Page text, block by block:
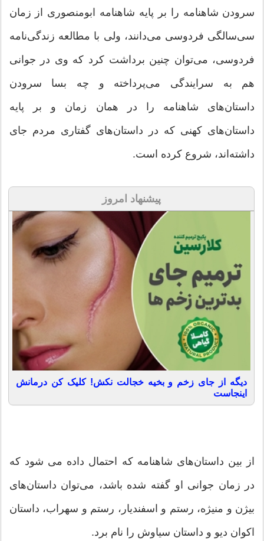
سرودن شاهنامه را بر پایه شاهنامه ابومنصوری از زمان
سی‌سالگی فردوسی می‌دانند، ولی با مطالعه زندگی‌نامه
فردوسی، می‌توان چنین برداشت کرد که وی در جوانی
هم به سرایندگی می‌پرداخته‌ و چه بسا سرودن
داستان‌های شاهنامه را در همان زمان و بر پایه
داستان‌های کهنی که در داستان‌های گفتاری مردم جای
داشته‌اند، شروع کرده است.
پیشنهاد امروز
دیگه از جای زخم و بخیه خجالت نکش! کلیک کن درمانش
اینجاست
از بین داستان‌های شاهنامه که احتمال داده می شود که
در زمان جوانی او گفته شده باشد، می‌توان داستان‌های
بیژن و منیژه، رستم و اسفندیار، رستم و سهراب، داستان
اکوان دیو و داستان سیاوش را نام برد.